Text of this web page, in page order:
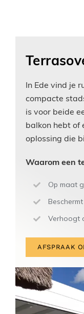
In Ede vind je
compacte
is voor beide
balkon hebt of
oplossing die
Waarom een
Op maat
Verhoogt
AFSPRAAK